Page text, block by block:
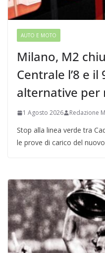
AUTO E MOTO
Milano, M2
Centrale l’8 e
alternative per
1 Agosto 2026 Redazione
Stop alla linea verde tra
le prove di carico del